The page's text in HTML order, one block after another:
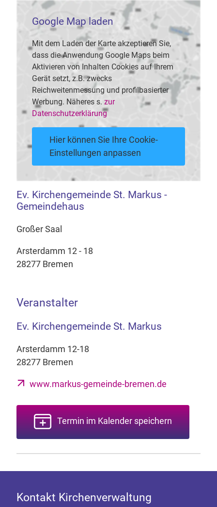
Google Map laden
Mit dem Laden der Karte akzeptieren Sie,
dass die Anwendung Google Maps beim
Aktivieren von Inhalten Cookies auf Ihrem
Gerät setzt, z.B. zwecks
Reichweitenmessung und profilbasierter
Werbung. Näheres s. zur
Datenschutzerklärung
Hier können Sie Ihre Cookie-
Einstellungen anpassen
Ev. Kirchengemeinde St. Markus -
Gemeindehaus
Großer Saal
Arsterdamm 12 - 18
28277 Bremen
Veranstalter
Ev. Kirchengemeinde St. Markus
Arsterdamm 12-18
28277 Bremen
www.markus-gemeinde-bremen.de
Termin im Kalender speichern
Kontakt Kirchenverwaltung